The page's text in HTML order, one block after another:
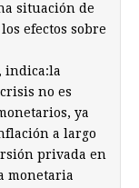
situación de
efectos sobre
indica:la
no es
ya
a largo
privada en
monetaria